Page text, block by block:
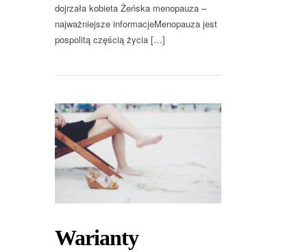
dojrzała kobieta Żeńska menopauza –
najważniejsze informacjeMenopauza jest
pospolitą częścią życia […]
Warianty